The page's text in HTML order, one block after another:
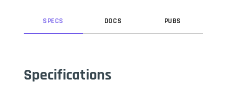
SPECS DOCS PUBS
Specifications